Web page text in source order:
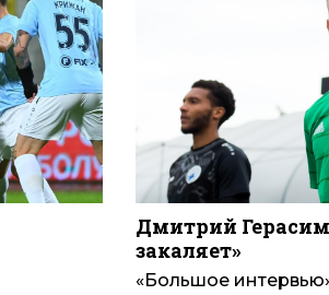
Дмитрий
закаляет»
«Большое